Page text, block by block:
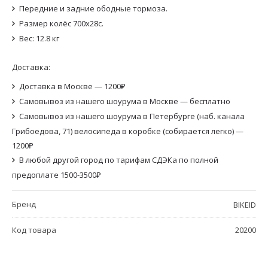
Передние и задние ободные тормоза.
Размер колёс 700х28с.
Вес: 12.8 кг
Доставка:
Доставка в Москве — 1200₽
Самовывоз из нашего шоурума в Москве — бесплатно
Самовывоз из нашего шоурума в Петербурге (наб. канала
Грибоедова, 71) велосипеда в коробке (собирается легко) —
1200₽
В любой другой город по тарифам СДЭКа по полной
предоплате 1500-3500₽
Бренд BIKEID
Код товара 20200